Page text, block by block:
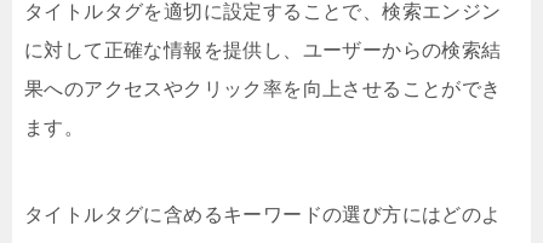
タイトルタグを適切に設定することで、検索エンジン
に対して正確な情報を提供し、ユーザーからの検索結
果へのアクセスやクリック率を向上させることができ
ます。
タイトルタグに含めるキーワードの選び方にはどのよ